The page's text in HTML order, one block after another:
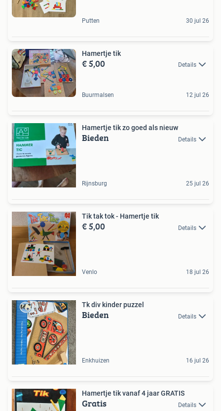
Putten 30 jul 26
Hamertje tik
€ 5,00 Details
Buurmalsen 12 jul 26
Hamertje tik zo goed als nieuw
Bieden Details
Rijnsburg 25 jul 26
Tik tak tok - Hamertje tik
€ 5,00 Details
Venlo 18 jul 26
Tk div kinder puzzel
Bieden Details
Enkhuizen 16 jul 26
Hamertje tik vanaf 4 jaar GRATIS
Gratis Details